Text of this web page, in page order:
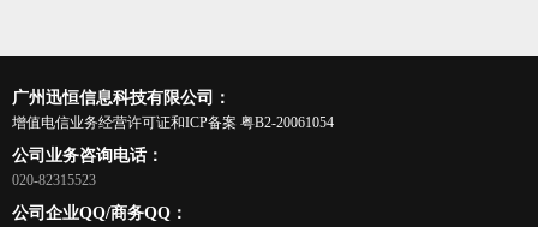
广州迅恒信息科技有限公司：
增值电信业务经营许可证和ICP备案 粤B2-20061054
公司业务咨询电话：
020-82315523
公司企业QQ/商务QQ：